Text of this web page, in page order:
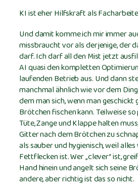
KI ist eher Hilfskraft als
Und damit komme ich mir immer
missbraucht vor als derjenige, der
darf. Ich darf all den Mist jetzt
AI quasi den kompletten
laufenden Betrieb aus. Und dann
manchmal ähnlich wie vor dem
dem man sich, wenn man geschickt
Brötchen fischen kann. Teilweise
Tüte, Zange und Klappe halten
Gitter nach dem Brötchen zu
als sauber und hygienisch, weil
Fettflecken ist. Wer „clever“ ist,
Hand hinein und angelt sich seine
andere, aber richtig ist das so nicht.